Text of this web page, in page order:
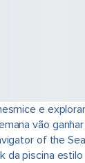
e
vão
of the
da piscina